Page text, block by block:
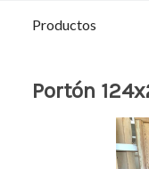
Productos
Portón